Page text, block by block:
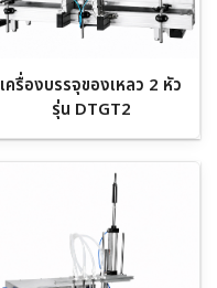
เครื่องบรรจุของเหลว 2 หัว
รุ่น DTGT2